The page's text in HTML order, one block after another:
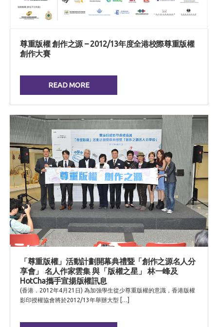
尊重版權 創作之源 – 2012/13年度全港校際尊重版權
創作大賽
READ MORE
「尊重版權」活動計劃開幕典禮暨「創作之源名人分
享會」 名人作家雲集 與「版權之星」 林一峰及
HotCha攜手宣揚版權訊息
(香港．2012年4月21日) 為加強學生從少尊重版權的意識，香港版權
影印授權協會將於2012/13年舉辦大型 […]